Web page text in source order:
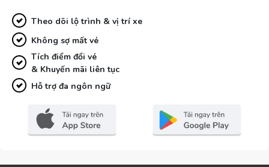
Theo dõi lộ trình & vị trí xe
Không sợ mất vé
Tích điểm đổi vé
& Khuyến mãi liên tục
Hỗ trợ đa ngôn ngữ